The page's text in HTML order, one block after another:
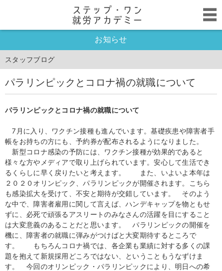
お知らせ
スタッフブログ
パラリンピックとコロナ禍の就職について
パラリンピックと コロナ禍の就職について
7月に入り、ワクチン接種も進んでいます。基礎疾患や障害者手
帳をお持ちの方にも、予約券が配布されるようになりました。
新型コロナ感染の予防には、ワクチン接種が効果的であると
様々な方やメディアで取り上げられています。安心して生活でき
るくらしに早く戻りたいと考えます。 また、いよいよ本年は
２０２０オリンピック、パラリンピックが開催されます。こちら
も感染拡大を受けて、不安と期待が交錯しています。 そのよう
な中で、障害者雇用に関して言えば、ハンデキャップを物ともせ
ずに、必死で頑張るアスリートのみなさんの活躍を目にすること
は大変意義のあることだと思います。 パラリンピックの開催を
機に、障害者の就職に弾みがつけばと大変期待するところで
す。 もちろんコロナ禍では、各企業も業績に対する多くの課
題を抱えて新規採用どころではない、ということもうなずけま
す。 今回のオリンピック・パラリンピックにより、明日への希